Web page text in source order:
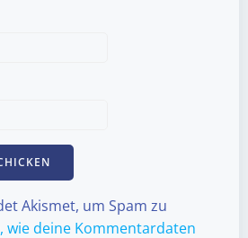
Akismet, um Spam zu
wie deine Kommentardaten